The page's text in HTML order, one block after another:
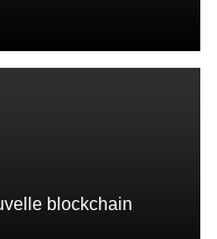
blockchain